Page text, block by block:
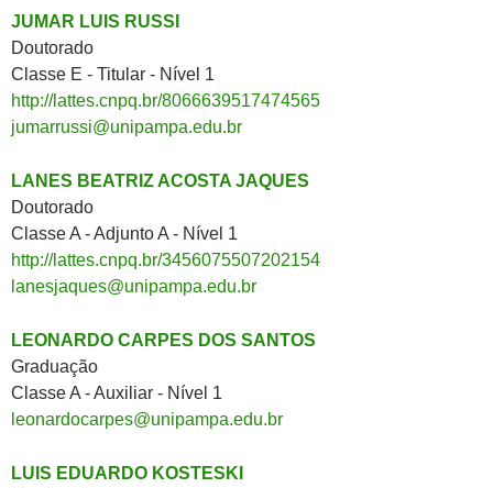
JUMAR LUIS RUSSI
Doutorado
Classe E - Titular - Nível 1
http://lattes.cnpq.br/8066639517474565
jumarrussi@unipampa.edu.br
LANES BEATRIZ ACOSTA JAQUES
Doutorado
Classe A - Adjunto A - Nível 1
http://lattes.cnpq.br/3456075507202154
lanesjaques@unipampa.edu.br
LEONARDO CARPES DOS SANTOS
Graduação
Classe A - Auxiliar - Nível 1
leonardocarpes@unipampa.edu.br
LUIS EDUARDO KOSTESKI